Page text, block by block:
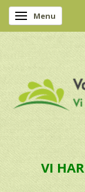
Skifte navigation
Menu
VI